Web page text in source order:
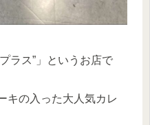
ラス”」というお店で
キの入った大人気カレ